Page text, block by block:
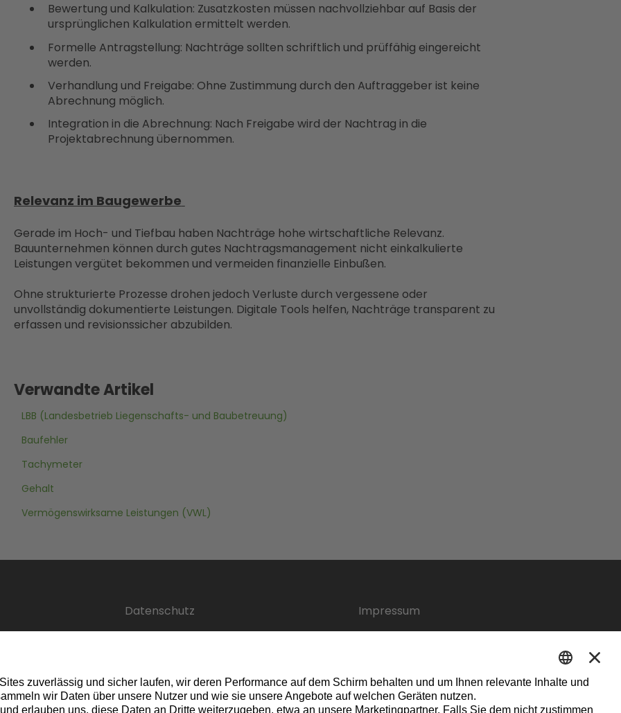
Bewertung und Kalkulation: Zusatzkosten müssen nachvollziehbar auf Basis der
ursprünglichen Kalkulation ermittelt werden.
Formelle Antragstellung: Nachträge sollten schriftlich und prüffähig eingereicht
werden.
Verhandlung und Freigabe: Ohne Zustimmung durch den Auftraggeber ist keine
Abrechnung möglich.
Integration in die Abrechnung: Nach Freigabe wird der Nachtrag in die
Projektabrechnung übernommen.
Relevanz im Baugewerbe
Gerade im Hoch- und Tiefbau haben Nachträge hohe wirtschaftliche Relevanz.
Bauunternehmen können durch gutes Nachtragsmanagement nicht einkalkulierte
Leistungen vergütet bekommen und vermeiden finanzielle Einbußen.
Ohne strukturierte Prozesse drohen jedoch Verluste durch vergessene oder
unvollständig dokumentierte Leistungen. Digitale Tools helfen, Nachträge transparent zu
erfassen und revisionssicher abzubilden.
Verwandte Artikel
LBB (Landesbetrieb Liegenschafts- und Baubetreuung)
Baufehler
Tachymeter
Gehalt
Vermögenswirksame Leistungen (VWL)
Datenschutz Impressum